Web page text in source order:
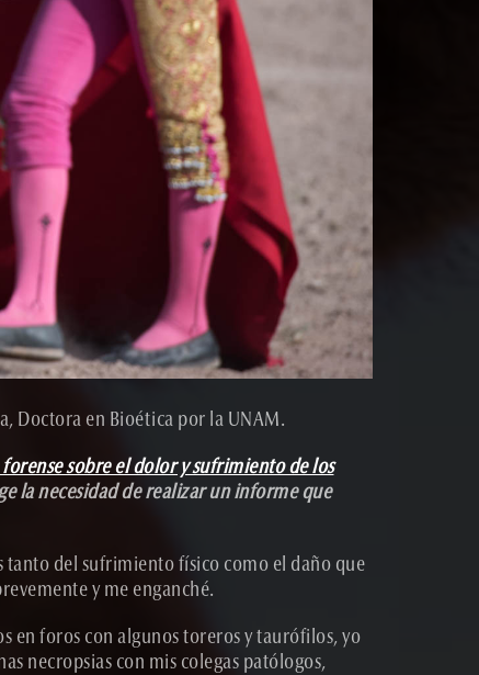
Doctora en Bioética por la UNAM.
sobre el dolor y sufrimiento de los
la necesidad de realizar un informe que
tanto del sufrimiento físico como el daño que
y me enganché.
en foros con algunos toreros y taurófilos, yo
necropsias con mis colegas patólogos,